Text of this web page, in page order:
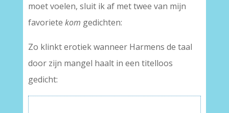
moet voelen, sluit ik af met twee van mijn
favoriete kom gedichten:
Zo klinkt erotiek wanneer Harmens de taal
door zijn mangel haalt in een titelloos
gedicht: